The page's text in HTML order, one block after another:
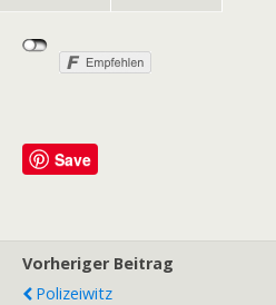
Save
Vorheriger Beitrag
Polizeiwitz